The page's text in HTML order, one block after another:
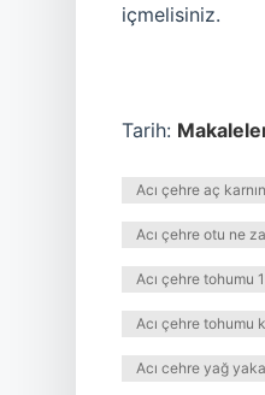
içmelisiniz.
Tarih:
Acı çehre aç
Acı çehre otu ne
Acı çehre tohumu
Acı çehre tohumu
Acı cehre yağ